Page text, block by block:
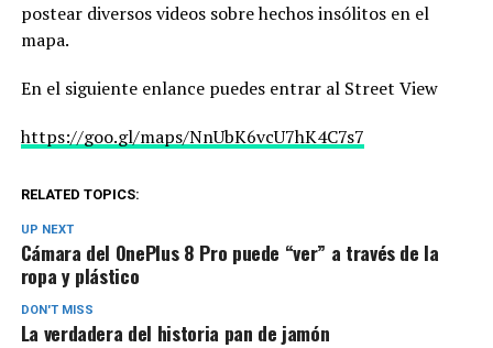
postear diversos videos sobre hechos insólitos en el
mapa.
En el siguiente enlance puedes entrar al Street View
https://goo.gl/maps/NnUbK6vcU7hK4C7s7
RELATED TOPICS:
UP NEXT
Cámara del OnePlus 8 Pro puede “ver” a través de la
ropa y plástico
DON'T MISS
La verdadera del historia pan de jamón